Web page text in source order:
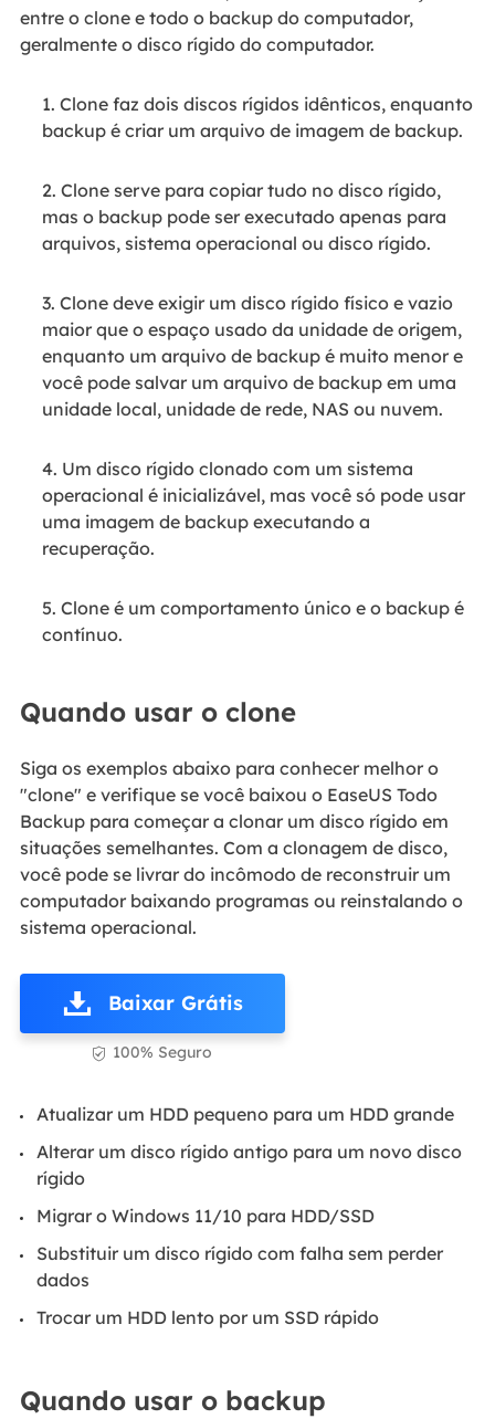
entre o clone e todo o backup do computador,
geralmente o disco rígido do computador.
1. Clone faz dois discos rígidos idênticos, enquanto
backup é criar um arquivo de imagem de backup.
2. Clone serve para copiar tudo no disco rígido,
mas o backup pode ser executado apenas para
arquivos, sistema operacional ou disco rígido.
3. Clone deve exigir um disco rígido físico e vazio
maior que o espaço usado da unidade de origem,
enquanto um arquivo de backup é muito menor e
você pode salvar um arquivo de backup em uma
unidade local, unidade de rede, NAS ou nuvem.
4. Um disco rígido clonado com um sistema
operacional é inicializável, mas você só pode usar
uma imagem de backup executando a
recuperação.
5. Clone é um comportamento único e o backup é
contínuo.
Quando usar o clone
Siga os exemplos abaixo para conhecer melhor o
"clone" e verifique se você baixou o EaseUS Todo
Backup para começar a clonar um disco rígido em
situações semelhantes. Com a clonagem de disco,
você pode se livrar do incômodo de reconstruir um
computador baixando programas ou reinstalando o
sistema operacional.
Baixar Grátis
 100% Seguro
Atualizar um HDD pequeno para um HDD grande
Alterar um disco rígido antigo para um novo disco
rígido
Migrar o Windows 11/10 para HDD/SSD
Substituir um disco rígido com falha sem perder
dados
Trocar um HDD lento por um SSD rápido
Quando usar o backup